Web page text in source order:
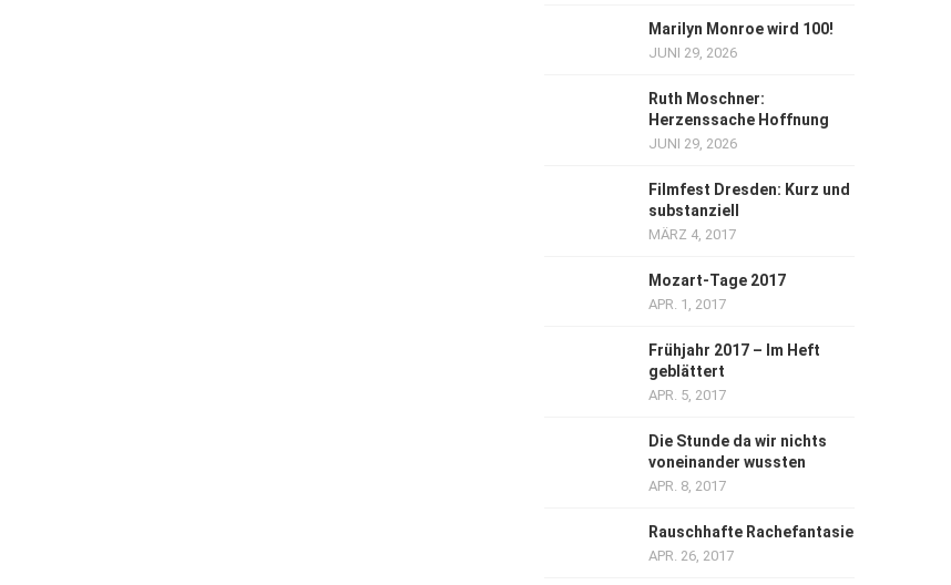
Marilyn Monroe wird 100!
JUNI 29, 2026
Ruth Moschner:
Herzenssache Hoffnung
JUNI 29, 2026
Filmfest Dresden: Kurz und
substanziell
MÄRZ 4, 2017
Mozart-Tage 2017
APR. 1, 2017
Frühjahr 2017 – Im Heft
geblättert
APR. 5, 2017
Die Stunde da wir nichts
voneinander wussten
APR. 8, 2017
Rauschhafte Rachefantasie
APR. 26, 2017